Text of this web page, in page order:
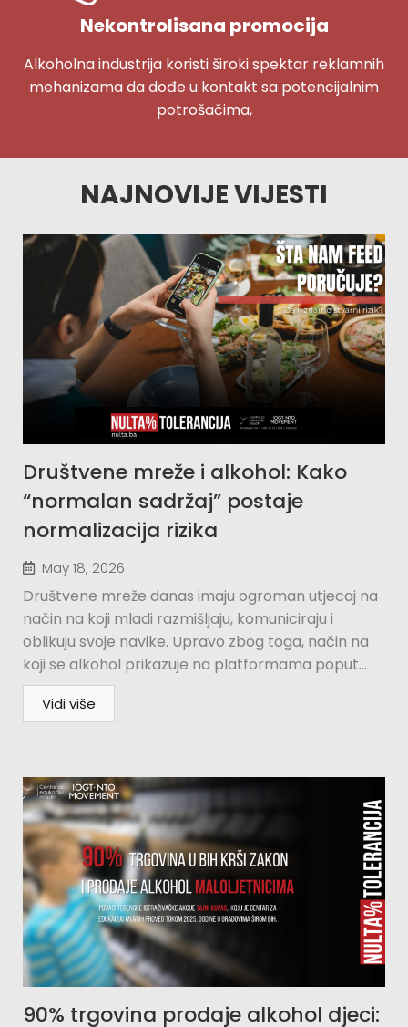
Nekontrolisana promocija
Alkoholna industrija koristi široki spektar reklamnih
mehanizama da dođe u kontakt sa potencijalnim
potrošačima,
NAJNOVIJE VIJESTI
Društvene mreže i alkohol: Kako
“normalan sadržaj” postaje
normalizacija rizika
May 18, 2026
Društvene mreže danas imaju ogroman utjecaj na
način na koji mladi razmišljaju, komuniciraju i
oblikuju svoje navike. Upravo zbog toga, način na
koji se alkohol prikazuje na platformama poput...
Vidi više
90% trgovina prodaje alkohol djeci: